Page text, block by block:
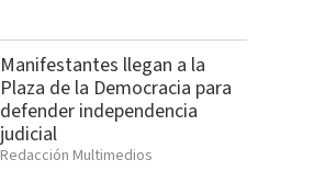
Manifestantes llegan a la
Plaza de la Democracia para
defender independencia
judicial
Redacción Multimedios